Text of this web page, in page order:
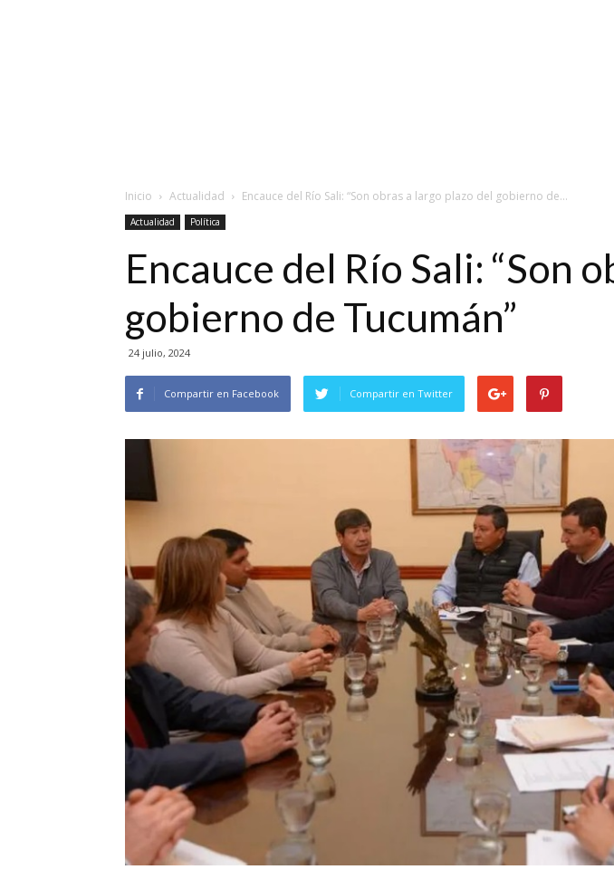
Inicio Actualidad Encauce del Río Sali: “Son obras a largo plazo del gobierno de...
Actualidad Política
Encauce del Río Sali: “Son
gobierno de Tucumán”
24 julio, 2024
Compartir en Facebook Compartir en Twitter